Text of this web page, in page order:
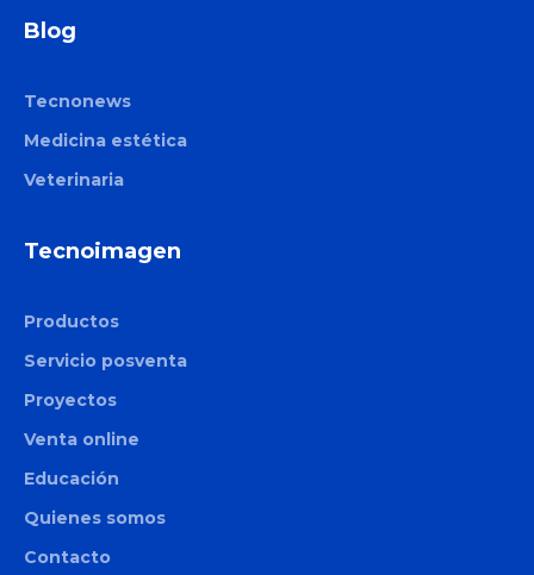
Blog
Tecnonews
Medicina estética
Veterinaria
Tecnoimagen
Productos
Servicio posventa
Proyectos
Venta online
Educación
Quienes somos
Contacto